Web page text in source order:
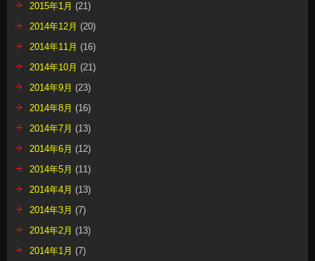
2015年1月 (21)
2014年12月 (20)
2014年11月 (16)
2014年10月 (21)
2014年9月 (23)
2014年8月 (16)
2014年7月 (13)
2014年6月 (12)
2014年5月 (11)
2014年4月 (13)
2014年3月 (7)
2014年2月 (13)
2014年1月 (7)